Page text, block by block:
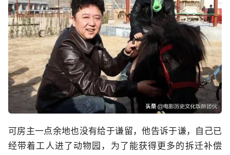
可房主一点余地也没有给于谦留，他告诉于谦，自己已
经带着工人进了动物园，为了能获得更多的拆迁补偿